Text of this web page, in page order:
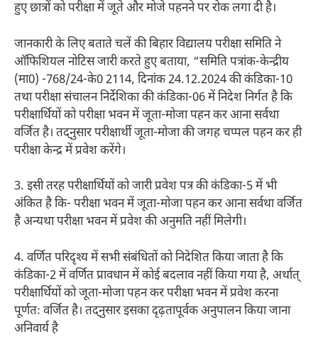
हुए छात्रों को परीक्षा में जूते और मोजे पहनने पर रोक लगा दी है।
जानकारी के लिए बताते चलें की बिहार विद्यालय परीक्षा समिति ने
ऑफिशियल नोटिस जारी करते हुए बताया, “समिति पत्रांक-केन्द्रीय
(मा0) -768/24-के0 2114, दिनांक 24.12.2024 की कंडिका-10
तथा परीक्षा संचालन निर्देशिका की कंडिका-06 में निदेश निर्गत है कि
परीक्षार्थियों को परीक्षा भवन में जूता-मोजा पहन कर आना सर्वथा
वर्जित है। तद्नुसार परीक्षार्थी जूता-मोजा की जगह चप्पल पहन कर ही
परीक्षा केन्द्र में प्रवेश करेंगे।
3. इसी तरह परीक्षार्थियों को जारी प्रवेश पत्र की कंडिका-5 में भी
अंकित है कि- परीक्षा भवन में जूता-मोजा पहन कर आना सर्वथा वर्जित
है अन्यथा परीक्षा भवन में प्रवेश की अनुमति नहीं मिलेगी।
4. वर्णित परिदृश्य में सभी संबंधितों को निदेशित किया जाता है कि
कंडिका-2 में वर्णित प्रावधान में कोई बदलाव नहीं किया गया है, अर्थात्
परीक्षार्थियों को जूता-मोजा पहन कर परीक्षा भवन में प्रवेश करना
पूर्णतः वर्जित है। तद्नुसार इसका दृढ़तापूर्वक अनुपालन किया जाना
अनिवार्य है